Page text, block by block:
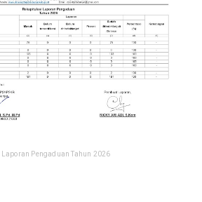
Laporan Pengaduan Tahun 2026